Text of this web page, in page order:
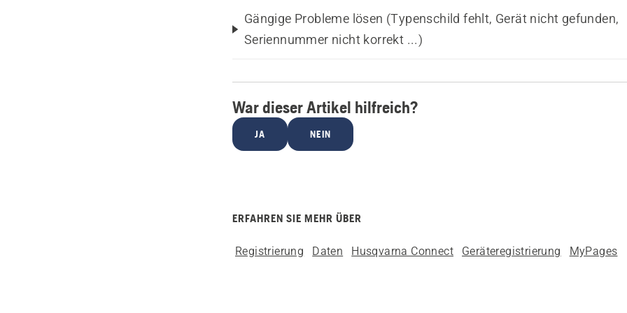
Gängige Probleme lösen (Typenschild fehlt, Gerät nicht gefunden,
Seriennummer nicht korrekt ...)
War dieser Artikel hilfreich?
JA NEIN
ERFAHREN SIE MEHR ÜBER
Registrierung Daten Husqvarna Connect Geräteregistrierung MyPages